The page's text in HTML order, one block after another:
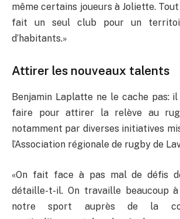
même certains joueurs à Joliette.
fait un seul club pour un
d’habitants.»
Attirer les nouveaux talents
Benjamin Laplatte ne le cache pas:
faire pour attirer la relève au
notamment par diverses initiatives
l’Association régionale de rugby de
«On fait face à pas mal de défis
détaille-t-il. On travaille beaucoup
notre sport auprès de la